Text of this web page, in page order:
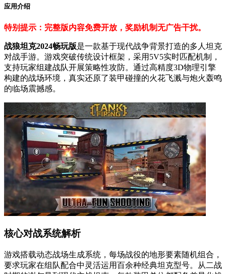
应用介绍
特别提示：完整版内容免费开放，奖励机制无广告干扰。
战狼坦克2024畅玩版是一款基于现代战争背景打造的多人坦克
对战手游。游戏突破传统设计框架，采用5V5实时匹配机制，
支持玩家组建战队开展策略性攻防。通过高精度3D物理引擎
构建的战场环境，真实还原了装甲碰撞的火花飞溅与炮火轰鸣
的临场震撼感。
核心对战系统解析
游戏搭载动态战场生成系统，每场战役的地形要素随机组合，
要求玩家在组队配合中灵活运用百余种经典坦克型号。从二战